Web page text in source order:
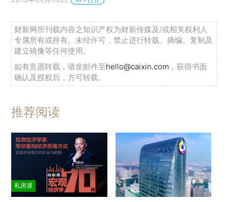
财新网所刊载内容之知识产权为财新传媒及/或相关权利人
专属所有或持有。未经许可，禁止进行转载、摘编、复制及
建立镜像等任何使用。
如有意愿转载，请发邮件至hello@caixin.com ，获得书面
确认及授权后，方可转载。
推荐阅读
私房课